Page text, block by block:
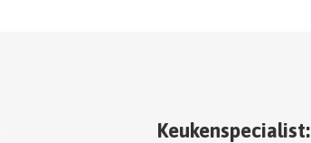
Keukenspecialist: